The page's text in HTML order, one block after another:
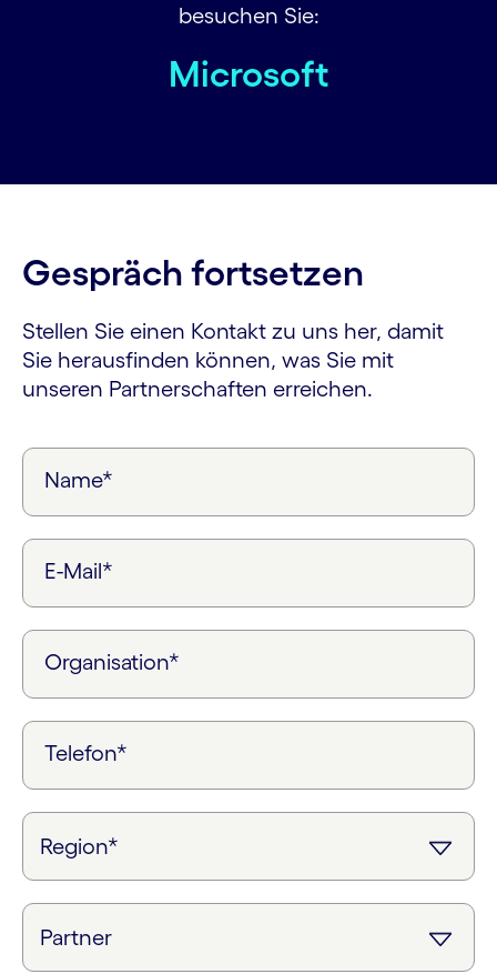
besuchen Sie:
Microsoft
Gespräch fortsetzen
Stellen Sie einen Kontakt zu uns her, damit
Sie herausfinden können, was Sie mit
unseren Partnerschaften erreichen.
Name*
E-Mail*
Organisation*
Telefon*